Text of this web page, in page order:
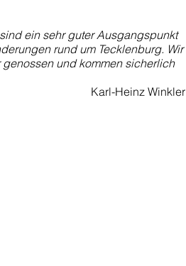
ein sehr guter Ausgangspunkt
rund um Tecklenburg. Wir
und kommen sicherlich
Karl-Heinz Winkler